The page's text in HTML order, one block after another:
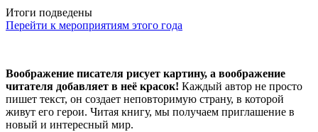
Итоги подведены
Перейти к мероприятиям этого года
Воображение писателя рисует картину, а воображение
читателя добавляет в неё красок! Каждый автор не просто
пишет текст, он создает неповторимую страну, в которой
живут его герои. Читая книгу, мы получаем приглашение в
новый и интересный мир.